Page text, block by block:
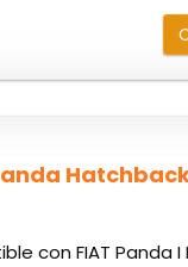
Hatchback
con FIAT Panda